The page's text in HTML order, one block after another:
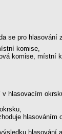
se pro hlasování
komise,
komise, místní
hlasovacím
hlasování